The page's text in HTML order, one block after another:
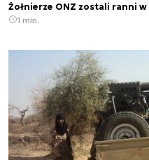
Żołnierze ONZ zostali ranni w
1 min.